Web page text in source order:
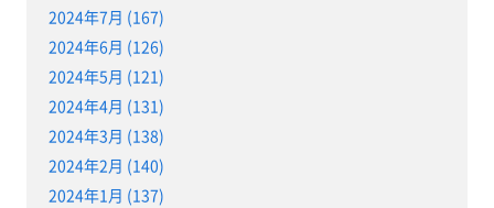
2024年7月 (167)
2024年6月 (126)
2024年5月 (121)
2024年4月 (131)
2024年3月 (138)
2024年2月 (140)
2024年1月 (137)